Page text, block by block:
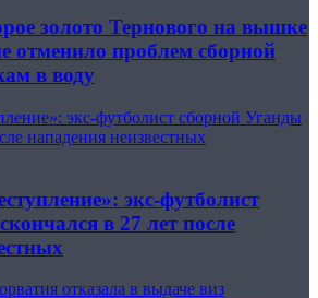
золото Тернового на вышке
отменило проблем сборной
в воду
экс-футболист сборной Уганды
нападения неизвестных
экс-футболист
в 27 лет после
отказала в выдаче виз